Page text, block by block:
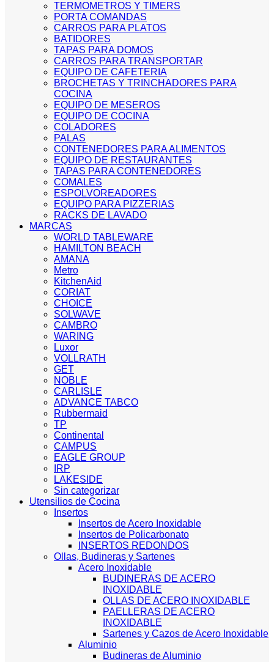
TERMOMETROS Y TIMERS
PORTA COMANDAS
CARROS PARA PLATOS
BATIDORES
TAPAS PARA DOMOS
CARROS PARA TRANSPORTAR
EQUIPO DE CAFETERIA
BROCHETAS Y TRINCHADORES PARA
COCINA
EQUIPO DE MESEROS
EQUIPO DE COCINA
COLADORES
PALAS
CONTENEDORES PARA ALIMENTOS
EQUIPO DE RESTAURANTES
TAPAS PARA CONTENEDORES
COMALES
ESPOLVOREADORES
EQUIPO PARA PIZZERIAS
RACKS DE LAVADO
MARCAS
WORLD TABLEWARE
HAMILTON BEACH
AMANA
Metro
KitchenAid
CORIAT
CHOICE
SOLWAVE
CAMBRO
WARING
Luxor
VOLLRATH
GET
NOBLE
CARLISLE
ADVANCE TABCO
Rubbermaid
TP
Continental
CAMPUS
EAGLE GROUP
IRP
LAKESIDE
Sin categorizar
Utensilios de Cocina
Insertos
Insertos de Acero Inoxidable
Insertos de Policarbonato
INSERTOS REDONDOS
Ollas, Budineras y Sartenes
Acero Inoxidable
BUDINERAS DE ACERO
INOXIDABLE
OLLAS DE ACERO INOXIDABLE
PAELLERAS DE ACERO
INOXIDABLE
Sartenes y Cazos de Acero Inoxidable
Aluminio
Budineras de Aluminio